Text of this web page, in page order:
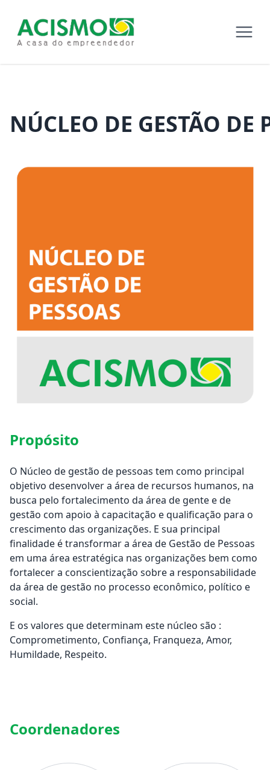
NÚCLEO DE GESTÃO DE
Propósito
O Núcleo de gestão de pessoas tem como principal
objetivo desenvolver a área de recursos humanos, na
busca pelo fortalecimento da área de gente e de
gestão com apoio à capacitação e qualificação para o
crescimento das organizações. E sua principal
finalidade é transformar a área de Gestão de Pessoas
em uma área estratégica nas organizações bem como
fortalecer a conscientização sobre a responsabilidade
da área de gestão no processo econômico, político e
social.
E os valores que determinam este núcleo são :
Comprometimento, Confiança, Franqueza, Amor,
Humildade, Respeito.
Coordenadores